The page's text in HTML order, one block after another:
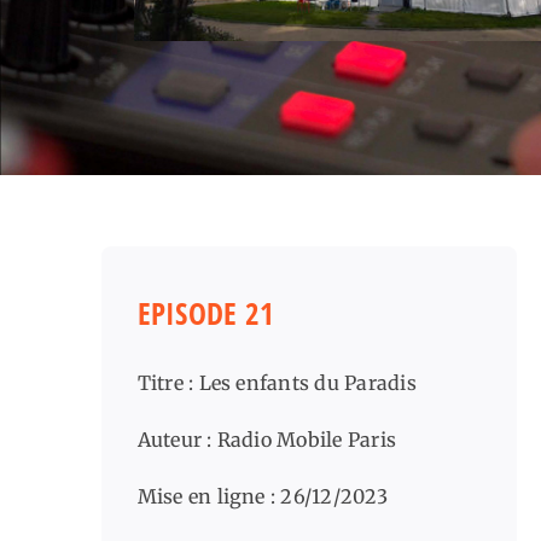
EPISODE 21
Titre : Les enfants du Paradis
Auteur : Radio Mobile Paris
Mise en ligne : 26/12/2023